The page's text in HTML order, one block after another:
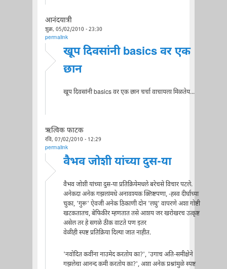
आनंदयात्री
शुक्र, 05/02/2010 - 23:30
permalink
खूप दिवसांनी basics वर एक
छान
खूप दिवसांनी basics वर एक छान चर्चा वाचायला मिळतेय...
ऋत्विक फाटक
रवि, 07/02/2010 - 12:29
permalink
वैभव जोशी यांच्या दुस-या
वैभव जोशी यांच्या दुस-या प्रतिक्रियेमधले बरेचसे विचार पटले.
अनेकदा अनेक गझलांमधे अनावश्यक क्लिष्टपणा, -हस्व दीर्घाच्या
चुका, 'गुरू' ऐवजी अनेक ठिकाणी दोन 'लघु' वापरणे अशा गोष्टी
खटकतातच, बेफिकीर म्हणतात तसे आशय जर खरोखरच उत्कृष्ट
असेल तर हे सगळे ठीक वाटते पण इतर
वेळीही स्पष्ट प्रतिक्रिया दिल्या जात नाहीत.
'नवोदित कवींना नाउमेद करतोय का?', 'उगाच अति-समीक्षेने
गझलेचा आनन्द कमी करतोय का?', अशा अनेक प्रश्नांमुळे स्पष्ट